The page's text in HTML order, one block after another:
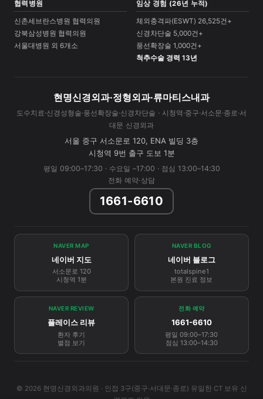
협력병원
신촌세브란스병원 협력의원
강북삼성병원 협력의원
서울대병원 외 6개소
임상 경험 (26년 누적)
체외충격파(ESWT) 26,525건+
신경차단술 5,000건+
풍선확장술 1,000건+
척추수술 경력 13년
현명신경외과·정형외과·류마티스내과
도수치료·신경성형술·풍선확장술·신경차단술 · 시청역·중구·서소문·종로·서
대문 신경외과
서울 중구 서소문로 120, ENA 빌딩 3층
시청역 9번 출구 도보 1분
평일 09:00–17:30 · 수요일 –17:00 · 점심 13:00–14:30
전화 예약·상담
1661-6610
NAVER MAP
네이버 지도
서소문로 120
시청역 1분
NAVER BLOG
네이버 블로그
totalspine1
본원 진료 정보
NAVER REVIEW
플레이스 리뷰
환자 후기
별점 보기
전화 예약
1661-6610
평일 09:00–17:30
점심 13:00–14:30
© 2026 현명신경외과의원 · 인접 3구(중구·서대문·종로) 유일한 CT 보유 신